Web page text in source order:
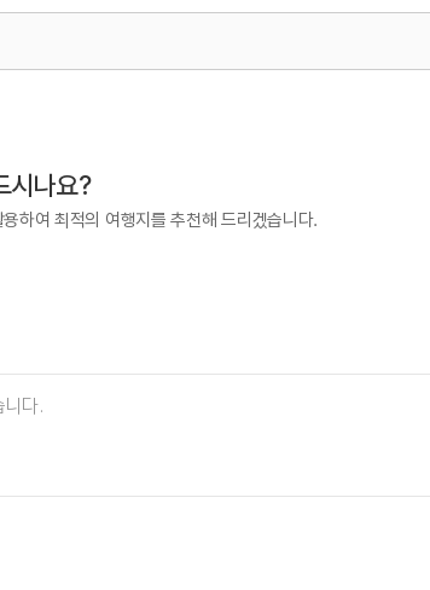
시나요?
하여 최적의 여행지를 추천해 드리겠습니다.